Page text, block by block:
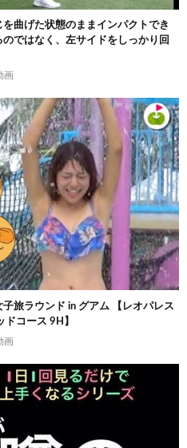
曲げた状態のままインパクトでき
ではなく、左サイドをしっかり回
画
旅ラウンド in グアム 【レオパレス
ドコース 9H】
画